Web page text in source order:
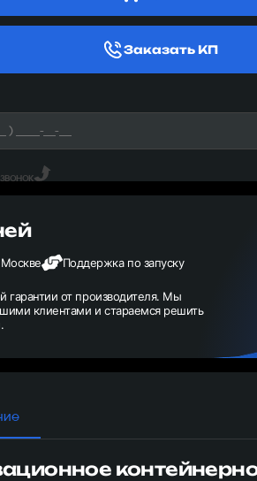
Заказать КП
Поддержка по запуску
гарантии от производителя. Мы
клиентами и стараемся решить